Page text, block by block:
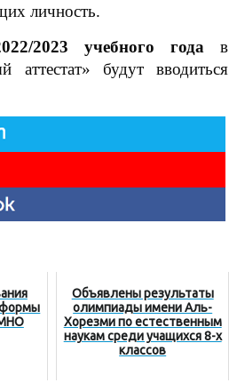
личность.
2023 учебного года в
аттестат» будут вводиться
Объявлены результаты
олимпиады имени Аль-
Хорезми по естественным
наукам среди учащихся 8-х
классов